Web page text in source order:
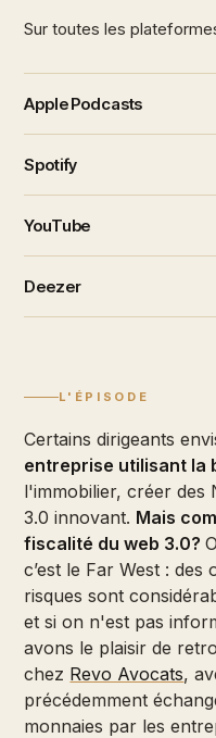
Sur toutes les
Apple Podcasts
Spotify
YouTube
Deezer
L'ÉPISODE
Certains dirigeants
entreprise utilisant la
l'immobilier, créer des
3.0 innovant. Mais
fiscalité du web 3.0?
c’est le Far West :
risques sont
et si on n'est pas
avons le plaisir de
chez Revo Avocats,
précédemment
monnaies par les